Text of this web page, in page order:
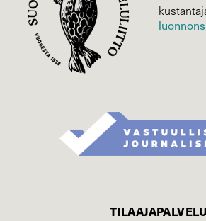
TILAAJAPALVELU